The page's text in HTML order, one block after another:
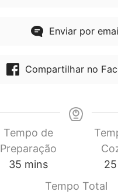
Enviar por
Compartilhar no
Tempo de
Preparação
35 mins
25
Tempo Total